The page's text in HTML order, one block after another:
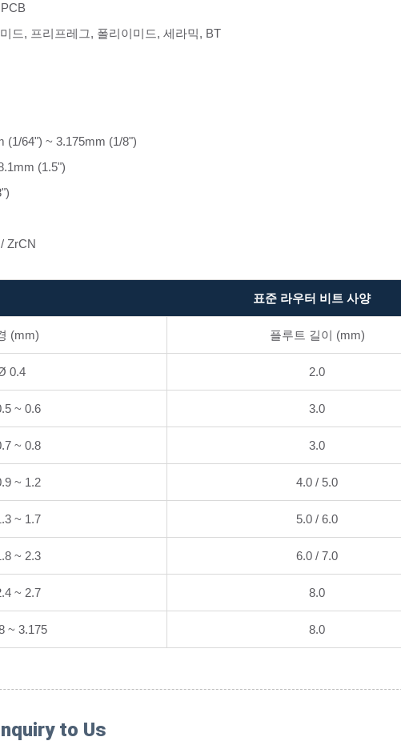
드, 프리프레그, 폴리이미드, 세라믹, BT
(1/64") ~ 3.175mm (1/8")
(1.5")
ZrCN
표준 라우터 비트 사양
(mm) 플루트 길이 (mm)
0.4 2.0
~ 0.6 3.0
~ 0.8 3.0
~ 1.2 4.0 / 5.0
~ 1.7 5.0 / 6.0
~ 2.3 6.0 / 7.0
~ 2.7 8.0
~ 3.175 8.0